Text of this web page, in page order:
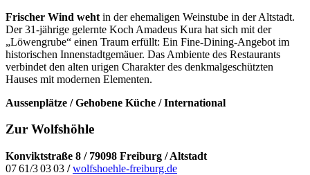
Frischer Wind weht in der ehemaligen Weinstube in der Altstadt.
Der 31-jährige gelernte Koch Amadeus Kura hat sich mit der
„Löwengrube“ einen Traum erfüllt: Ein Fine-Dining-Angebot im
historischen Innenstadtgemäuer. Das Ambiente des Restaurants
verbindet den alten urigen Charakter des denkmalgeschützten
Hauses mit modernen Elementen.
Aussenplätze / Gehobene Küche / International
Zur Wolfshöhle
Konviktstraße 8 / 79098 Freiburg / Altstadt
07 61/3 03 03 / wolfshoehle-freiburg.de